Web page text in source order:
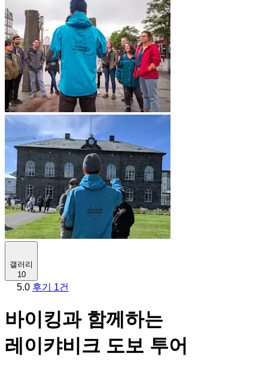
갤러리
10
5.0 후기 1건
바이킹과 함께하는
레이캬비크 도보 투어